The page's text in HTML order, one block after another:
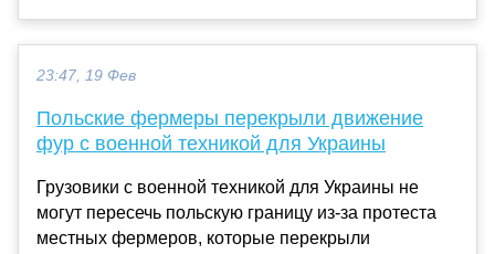
23:47, 19 Фев
Польские фермеры перекрыли движение
фур с военной техникой для Украины
Грузовики с военной техникой для Украины не
могут пересечь польскую границу из-за протеста
местных фермеров, которые перекрыли